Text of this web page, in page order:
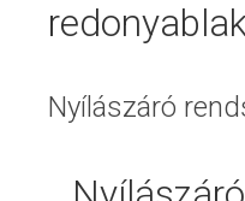
Nyílászáró